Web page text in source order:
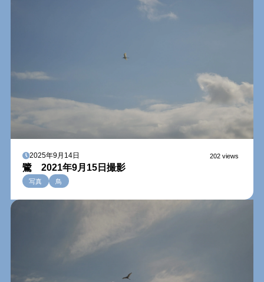
2025年9月14日 202 views
鷺 2021年9月15日撮影
写真 鳥